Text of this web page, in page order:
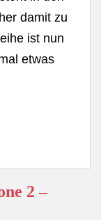
damit zu
ist nun
etwas
2 –